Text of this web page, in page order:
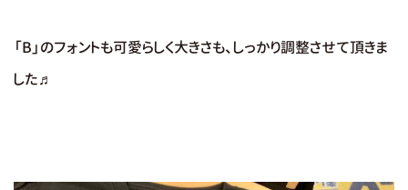
「B」のフォントも可愛らしく大きさも、しっかり調整させて頂きま
した♬